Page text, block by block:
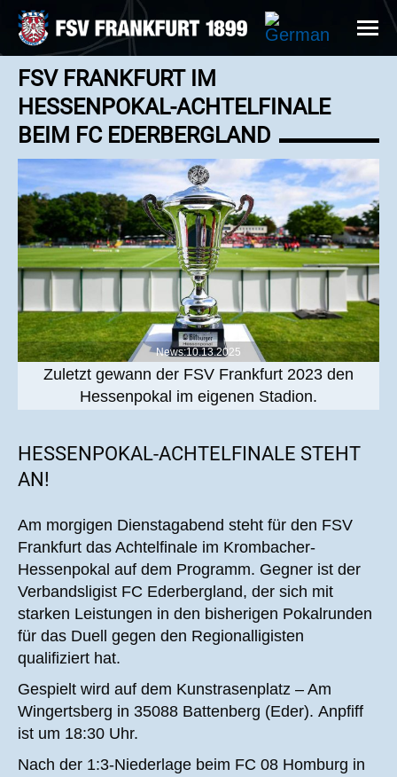
FSV FRANKFURT IM
HESSENPOKAL-ACHTELFINALE
BEIM FC EDERBERGLAND
News:10.13.2025
Zuletzt gewann der FSV Frankfurt 2023 den
Hessenpokal im eigenen Stadion.
HESSENPOKAL-ACHTELFINALE STEHT
AN!
Am morgigen Dienstagabend steht für den FSV
Frankfurt das Achtelfinale im Krombacher-
Hessenpokal auf dem Programm. Gegner ist der
Verbandsligist FC Ederbergland, der sich mit
starken Leistungen in den bisherigen Pokalrunden
für das Duell gegen den Regionalligisten
qualifiziert hat.
Gespielt wird auf dem Kunstrasenplatz – Am
Wingertsberg in 35088 Battenberg (Eder). Anpfiff
ist um 18:30 Uhr.
Nach der 1:3-Niederlage beim FC 08 Homburg in